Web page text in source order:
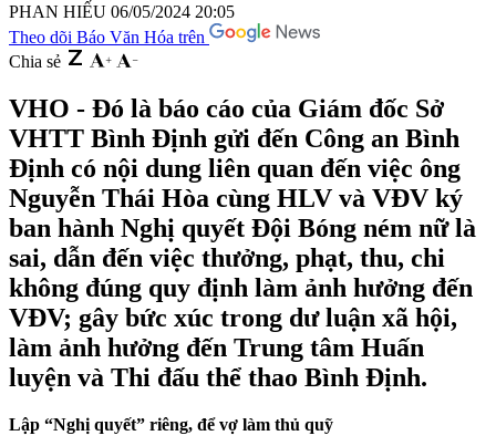
PHAN HIẾU 06/05/2024 20:05
Theo dõi Báo Văn Hóa trên
Chia sẻ
VHO - Đó là báo cáo của Giám đốc Sở
VHTT Bình Định gửi đến Công an Bình
Định có nội dung liên quan đến việc ông
Nguyễn Thái Hòa cùng HLV và VĐV ký
ban hành Nghị quyết Đội Bóng ném nữ là
sai, dẫn đến việc thưởng, phạt, thu, chi
không đúng quy định làm ảnh hưởng đến
VĐV; gây bức xúc trong dư luận xã hội,
làm ảnh hưởng đến Trung tâm Huấn
luyện và Thi đấu thể thao Bình Định.
Lập “Nghị quyết” riêng, để vợ làm thủ quỹ